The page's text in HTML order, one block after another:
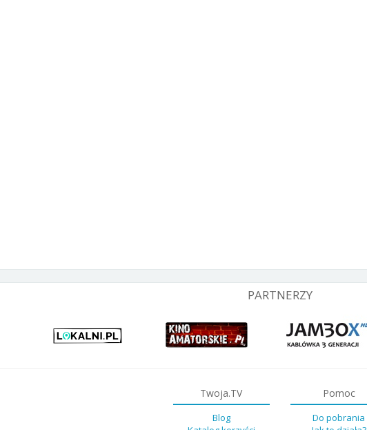
PARTNERZY
Twoja.TV
Blog
Pomoc
Do pobrania